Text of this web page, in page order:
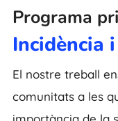
Programa
Incidència
El nostre treball
comunitats a les